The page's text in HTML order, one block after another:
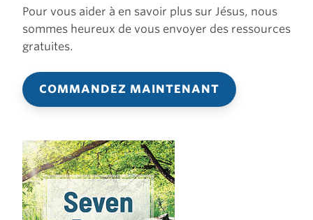
Pour vous aider à en savoir plus sur Jésus, nous
sommes heureux de vous envoyer des ressources
gratuites.
COMMANDEZ MAINTENANT